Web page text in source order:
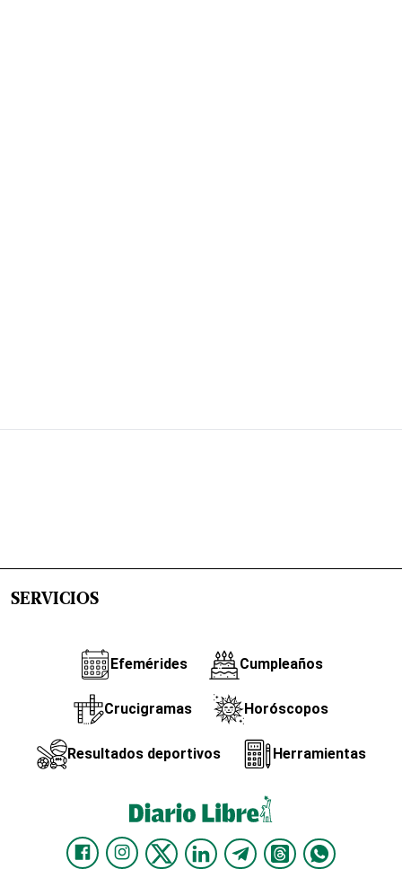
SERVICIOS
Efemérides Cumpleaños
Crucigramas Horóscopos
Resultados deportivos Herramientas